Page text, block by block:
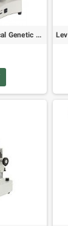
Mikroskop Delta Optical Genetic PRO Trino 40-1000x + baterie